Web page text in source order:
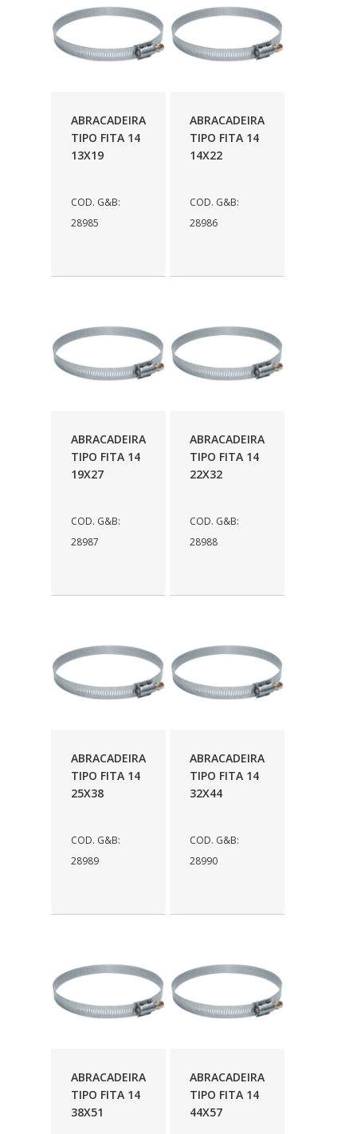
ABRACADEIRA
TIPO FITA 14
13X19
COD. G&B:
28985
ABRACADEIRA
TIPO FITA 14
14X22
COD. G&B:
28986
ABRACADEIRA
TIPO FITA 14
19X27
COD. G&B:
28987
ABRACADEIRA
TIPO FITA 14
22X32
COD. G&B:
28988
ABRACADEIRA
TIPO FITA 14
25X38
COD. G&B:
28989
ABRACADEIRA
TIPO FITA 14
32X44
COD. G&B:
28990
ABRACADEIRA
TIPO FITA 14
38X51
ABRACADEIRA
TIPO FITA 14
44X57